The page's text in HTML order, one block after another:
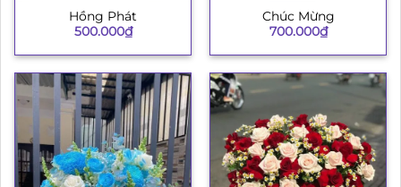
Hồng Phát
500.000₫
Chúc Mừng
700.000₫